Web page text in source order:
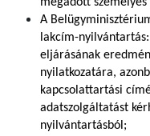
megadott
A
lakcím-
eljárásának
nyilatkozatára,
kapcsolattartási
adatszolgáltatást
nyilvántartásból;